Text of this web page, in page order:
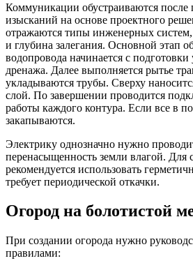
Коммуникации обустраиваются после
изысканий на основе проектного
отражаются типы инженерных
и глубина залегания. Основной этап
водопровода начинается с подготовки
дренажа. Далее выполняется рытье
укладываются трубы. Сверху
слой. По завершении проводится
работы каждого контура. Если все в
закапываются.
Электрику однозначно нужно
перенасыщенность земли влагой. Для
рекомендуется использовать
требует периодической откачки.
Огород на болотистой
При создании огорода нужно
правилами: